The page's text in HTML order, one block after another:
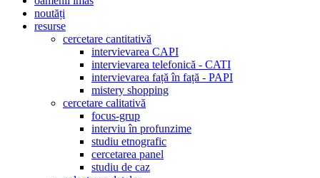
noutăți
resurse
cercetare cantitativă
intervievarea CAPI
intervievarea telefonică - CATI
intervievarea față în față - PAPI
mistery shopping
cercetare calitativă
focus-grup
interviu în profunzime
studiu etnografic
cercetarea panel
studiu de caz